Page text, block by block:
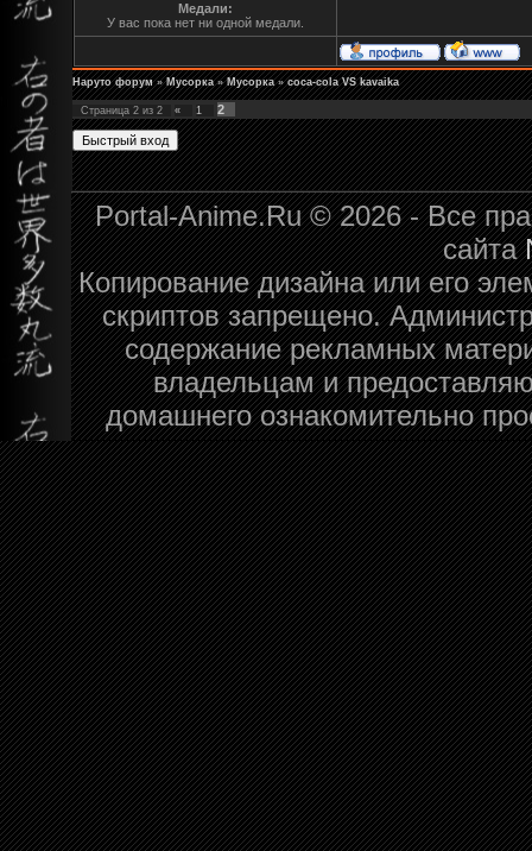
Медали:
У вас пока нет ни одной медали.
Наруто форум » Мусорка » Мусорка » coca-cola VS kavaika
Страница 2 из 2 « 1 2
Portal-Anime.Ru © 2026 - Все
сайта
Копирование дизайна или его
скриптов запрещено.
содержание рекламных
владельцам и
домашнего ознакомительно